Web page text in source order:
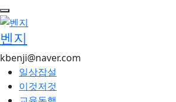
콘
텐
츠
로
건
너
뛰
벤지
kbenji@naver.com
일상잡설
이것저것